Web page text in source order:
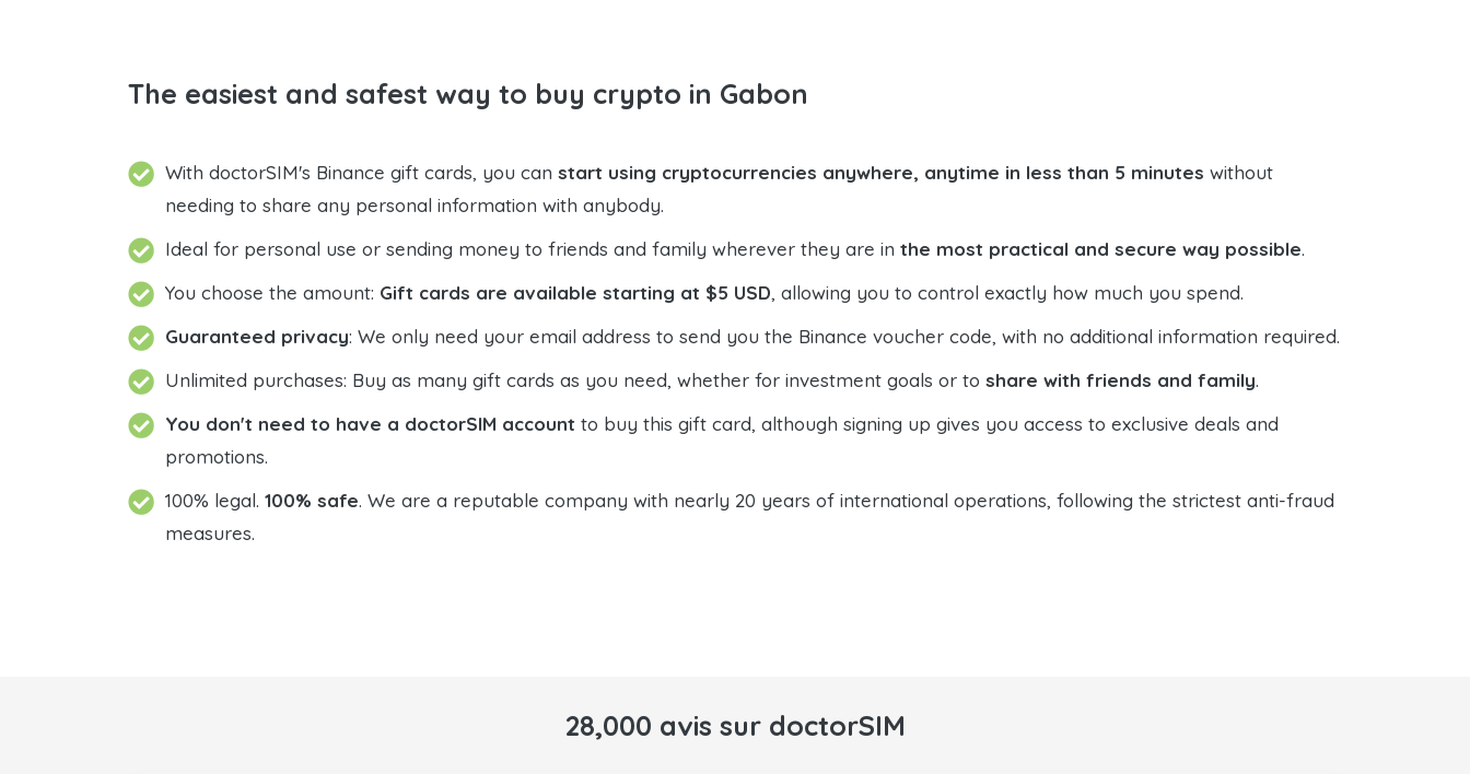
The easiest and safest way to buy crypto in Gabon
With doctorSIM's Binance gift cards, you can start using cryptocurrencies anywhere, anytime in less than 5 minutes without
needing to share any personal information with anybody.
Ideal for personal use or sending money to friends and family wherever they are in the most practical and secure way possible.
You choose the amount: Gift cards are available starting at $5 USD, allowing you to control exactly how much you spend.
Guaranteed privacy: We only need your email address to send you the Binance voucher code, with no additional information required.
Unlimited purchases: Buy as many gift cards as you need, whether for investment goals or to share with friends and family.
You don't need to have a doctorSIM account to buy this gift card, although signing up gives you access to exclusive deals and
promotions.
100% legal. 100% safe. We are a reputable company with nearly 20 years of international operations, following the strictest anti-fraud
measures.
28,000 avis sur doctorSIM